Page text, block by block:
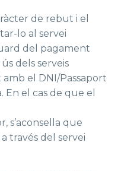
de rebut i el
lo al servei
del pagament
dels serveis
el DNI/Passaport
el cas de que el
s’aconsella que
través del servei